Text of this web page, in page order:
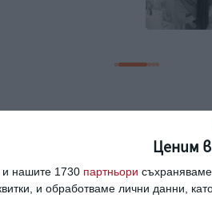
Ценим
нашите 1730 партньори
и обработваме лични данни,
потребител за